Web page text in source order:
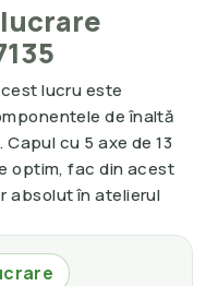
lucru este
de înaltă
cu 5 axe de 13
optim, fac din acest
absolut în atelierul